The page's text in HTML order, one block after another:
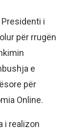
Presidenti i
për rrugën
e
për
Online.
i realizon